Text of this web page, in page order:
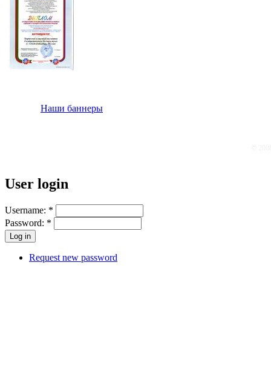
Наши баннеры
User login
Username: *
Password: *
Request new password